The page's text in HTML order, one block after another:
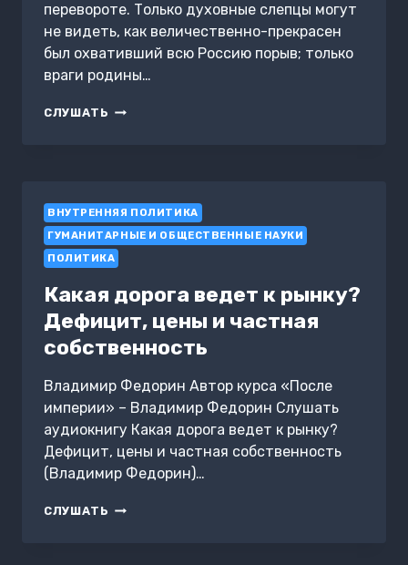
перевороте. Только духовные слепцы могут
не видеть, как величественно-прекрасен
был охвативший всю Россию порыв; только
враги родины…
СЛУШАТЬ КАК ПРЕКРАТИТЬ
ВНУТРЕННЯЯ ПОЛИТИКА
ГУМАНИТАРНЫЕ И ОБЩЕСТВЕННЫЕ НАУКИ
ПОЛИТИКА
Какая дорога ведет к рынку?
Дефицит, цены и частная
собственность
Владимир Федорин Автор курса «После
империи» – Владимир Федорин Слушать
аудиокнигу Какая дорога ведет к рынку?
Дефицит, цены и частная собственность
(Владимир Федорин)…
СЛУШАТЬ КАКАЯ